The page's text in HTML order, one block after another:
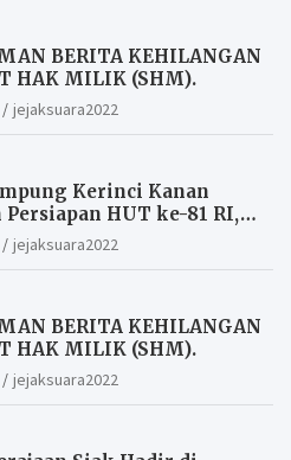
BERITA KEHILANGAN
HAK MILIK (SHM).
jejaksuara2022
Kerinci Kanan
HUT ke-81 RI,
ikut Upacara
Raih Hadiah
jejaksuara2022
BERITA KEHILANGAN
HAK MILIK (SHM).
jejaksuara2022